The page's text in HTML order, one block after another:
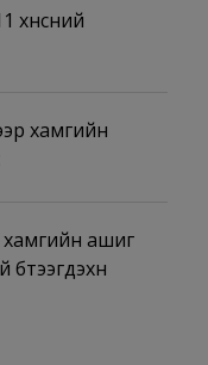
хүнсний
хамгийн
хамгийн ашиг